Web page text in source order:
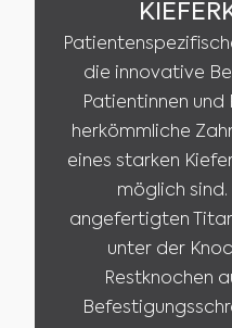
die innovative
Patientinnen
herkömmliche
eines starken
möglich sind.
angefertigten
unter der
Restknochen